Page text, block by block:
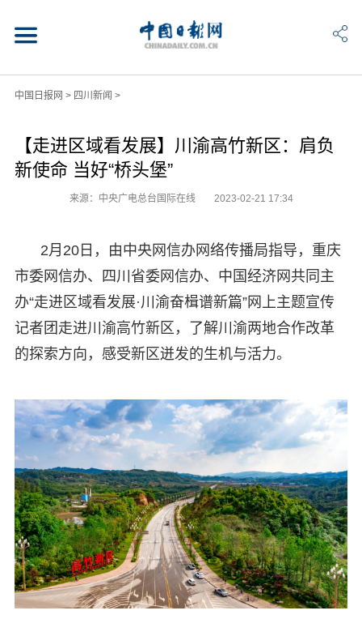
中国日报网 > 四川新闻 >
【走进区域看发展】川渝高竹新区：肩负
新使命 当好“桥头堡”
来源：中央广电总台国际在线 2023-02-21 17:34
2月20日，由中央网信办网络传播局指导，重庆
市委网信办、四川省委网信办、中国经济网共同主
办“走进区域看发展·川渝奋楫谱新篇”网上主题宣传
记者团走进川渝高竹新区，了解川渝两地合作改革
的探索方向，感受新区迸发的生机与活力。